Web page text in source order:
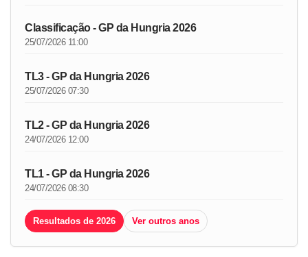
Classificação - GP da Hungria 2026
25/07/2026 11:00
TL3 - GP da Hungria 2026
25/07/2026 07:30
TL2 - GP da Hungria 2026
24/07/2026 12:00
TL1 - GP da Hungria 2026
24/07/2026 08:30
Resultados de 2026 Ver outros anos